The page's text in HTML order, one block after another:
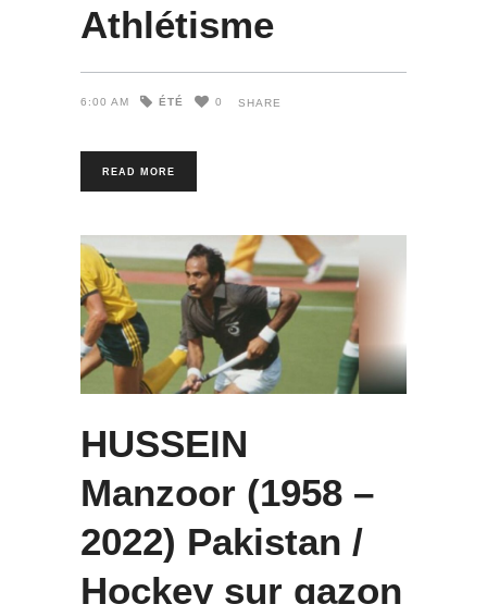
Athlétisme
6:00 AM ÉTÉ 0 SHARE
READ MORE
HUSSEIN
Manzoor (1958 –
2022) Pakistan /
Hockey sur gazon